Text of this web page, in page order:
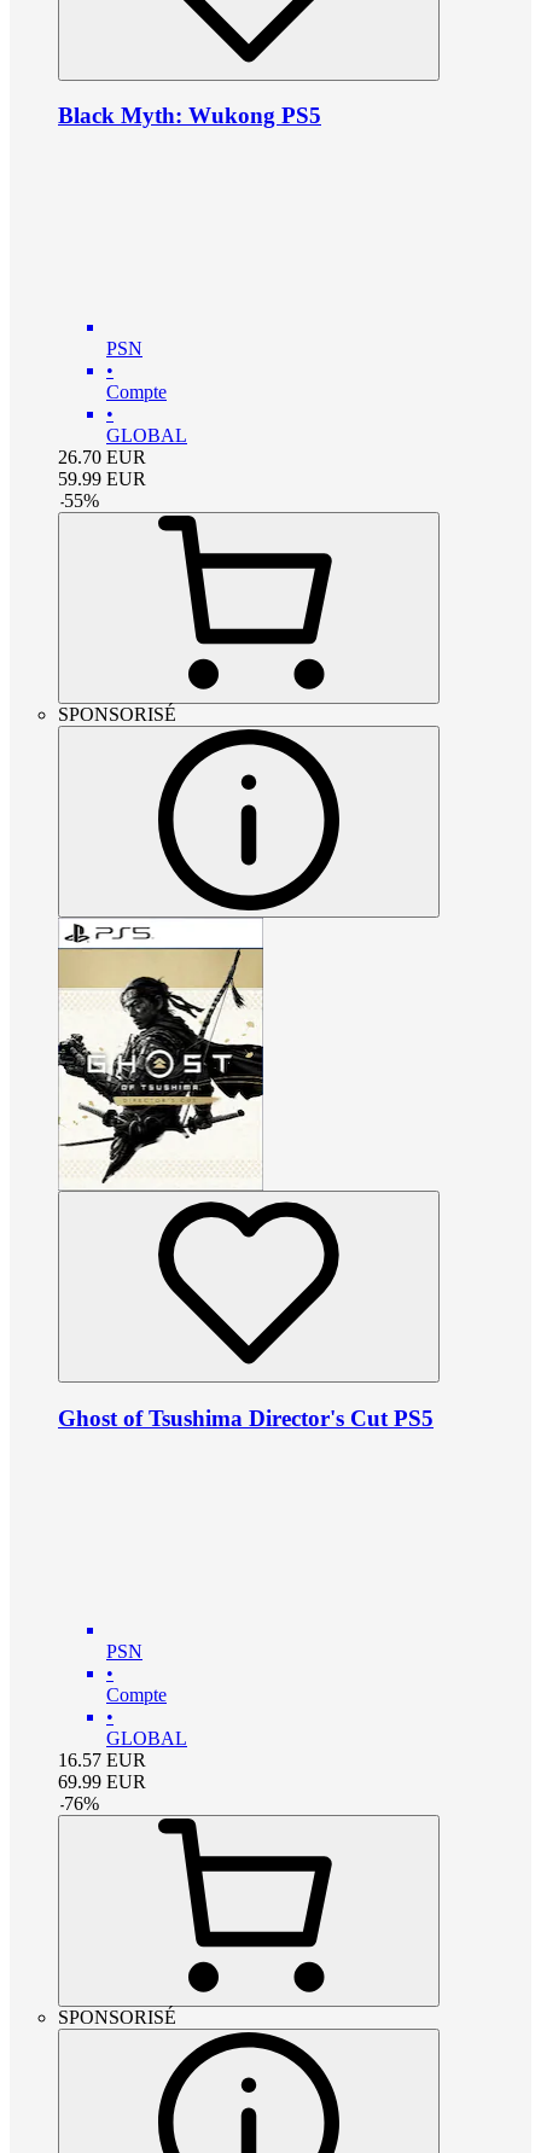
Black Myth: Wukong PS5
PSN
•
Compte
•
GLOBAL
26.70 EUR
59.99 EUR
-55%
SPONSORISÉ
Ghost of Tsushima Director's Cut PS5
PSN
•
Compte
•
GLOBAL
16.57 EUR
69.99 EUR
-76%
SPONSORISÉ